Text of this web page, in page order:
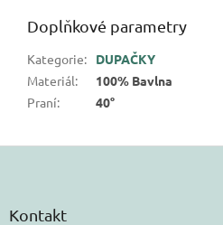
Doplňkové parametry
Kategorie:
DUPAČKY
Materiál:
100% Bavlna
Praní: 40°
Kontakt